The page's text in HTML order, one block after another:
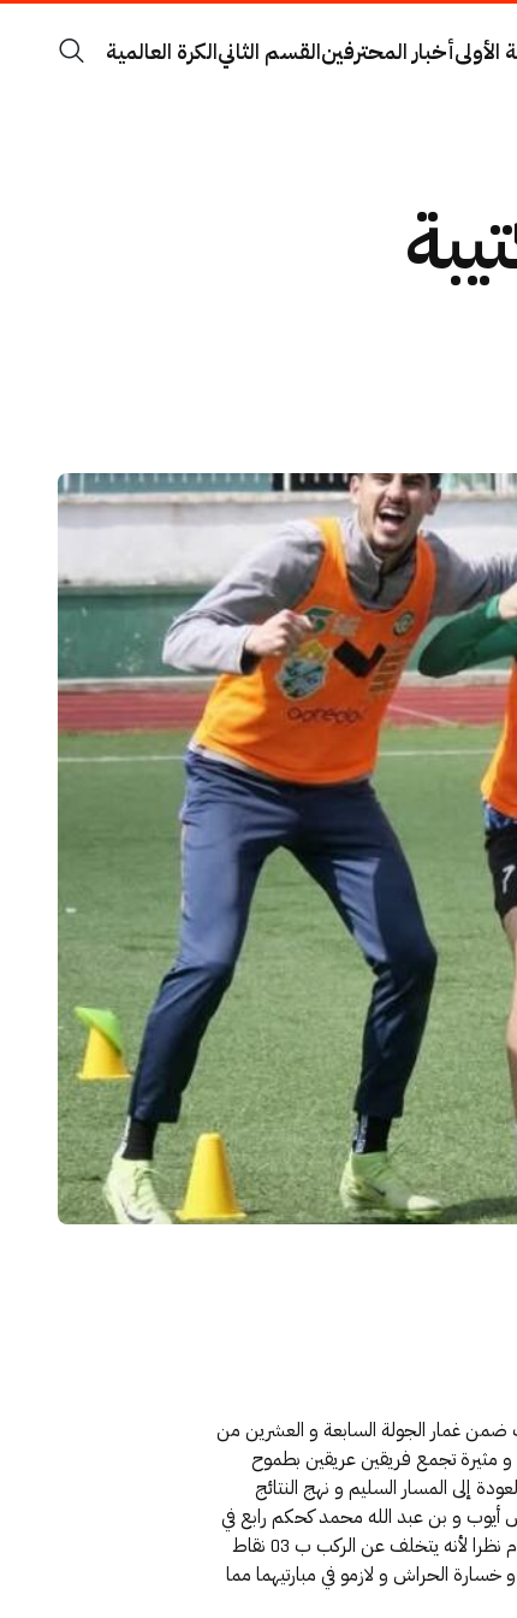
الأولىأخبار المحترفينالقسم الثانيالكرة العالمية
ضمن غمار الجولة السابعة و العشرين من
و مثيرة تجمع فريقين عريقين بطموح
إلى المسار السليم و نهج النتائج
أيوب و بن عبد الله محمد كحكم رابع في
اختبار حقيقي لنوايا الرائد في البقاء ضمن دائرة الصراع على الصعود بما يمثل بالنسبة له فرصة أخيرة لتعزيز حظوظه لدخول البوديوم نظرا لأنه يتخلف عن الركب ب 03 نقاط
الحراش و لازمو في مبارتيهما مما